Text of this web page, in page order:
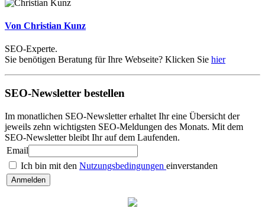
Von Christian Kunz
SEO-Experte.
Sie benötigen Beratung für Ihre Webseite? Klicken Sie hier
SEO-Newsletter bestellen
Im monatlichen SEO-Newsletter erhaltet Ihr eine Übersicht der
jeweils zehn wichtigsten SEO-Meldungen des Monats. Mit dem
SEO-Newsletter bleibt Ihr auf dem Laufenden.
Email
Ich bin mit den Nutzungsbedingungen einverstanden